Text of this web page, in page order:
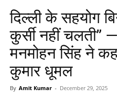
दिल्ली के सहयोग
कुर्सी नहीं चलती”
मनमोहन सिंह ने
कुमार धूमल
By Amit Kumar - December 29, 2025